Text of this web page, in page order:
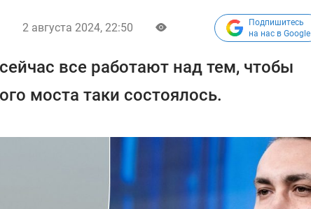
2 августа 2024, 22:50
Подпишитесь
на нас в Google
все работают над тем, чтобы
моста таки состоялось.